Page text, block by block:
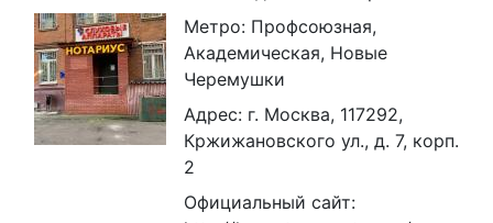
Метро: Профсоюзная,
Академическая, Новые
Черемушки
Адрес: г. Москва, 117292,
Кржижановского ул., д. 7, корп.
2
Официальный сайт: